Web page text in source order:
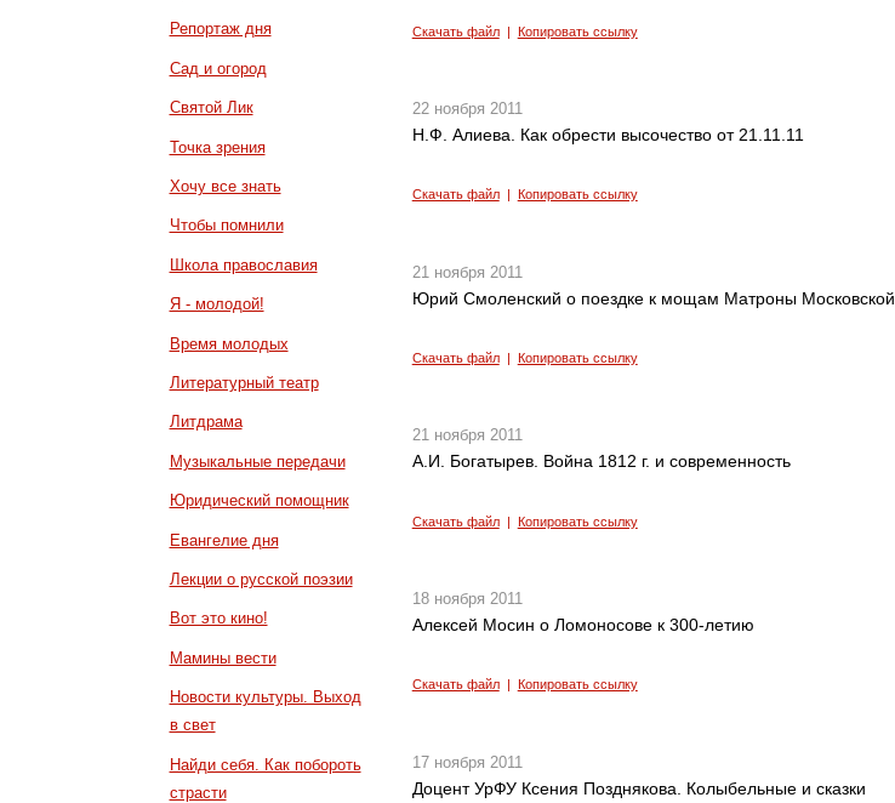
Репортаж дня
Сад и огород
Святой Лик
Точка зрения
Хочу все знать
Чтобы помнили
Школа православия
Я - молодой!
Время молодых
Литературный театр
Литдрама
Музыкальные передачи
Юридический помощник
Евангелие дня
Лекции о русской поэзии
Вот это кино!
Мамины вести
Новости культуры. Выход
в свет
Найди себя. Как побороть
страсти
Скачать файл| Копировать ссылку
22 ноября 2011
Н.Ф. Алиева. Как обрести высочество от 21.11.11
Скачать файл| Копировать ссылку
21 ноября 2011
Юрий Смоленский о поездке к мощам Матроны Московской
Скачать файл| Копировать ссылку
21 ноября 2011
А.И. Богатырев. Война 1812 г. и современность
Скачать файл| Копировать ссылку
18 ноября 2011
Алексей Мосин о Ломоносове к 300-летию
Скачать файл| Копировать ссылку
17 ноября 2011
Доцент УрФУ Ксения Позднякова. Колыбельные и сказки